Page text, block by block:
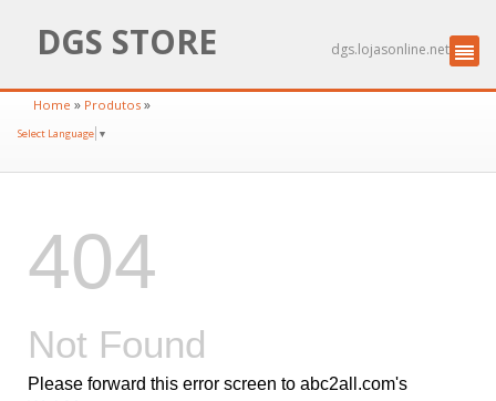
DGS STORE dgs.lojasonline.net
Home » Produtos »
Select Language ▼